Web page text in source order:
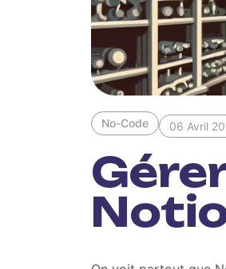
No-Code 06 Avril